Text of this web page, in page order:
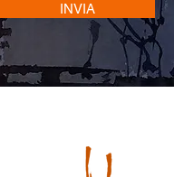
INVIA